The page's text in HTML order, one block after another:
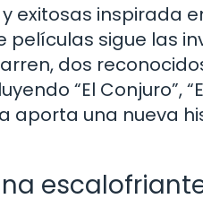
exitosas inspirada
películas sigue las
dos
“El Conjuro”,
aporta una nueva